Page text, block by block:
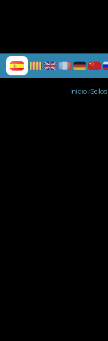
Inicio Sellos